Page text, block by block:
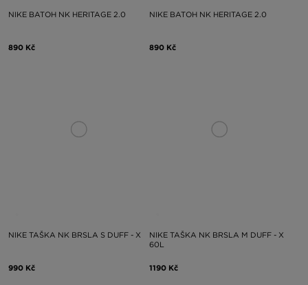
NIKE BATOH NK HERITAGE 2.0
890 Kč
NIKE BATOH NK HERITAGE 2.0
890 Kč
NIKE TAŠKA NK BRSLA S DUFF - X
990 Kč
NIKE TAŠKA NK BRSLA M DUFF - X
60L
1190 Kč